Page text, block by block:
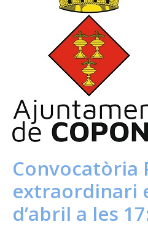
Convocatòria
extraordinari
d’abril a les